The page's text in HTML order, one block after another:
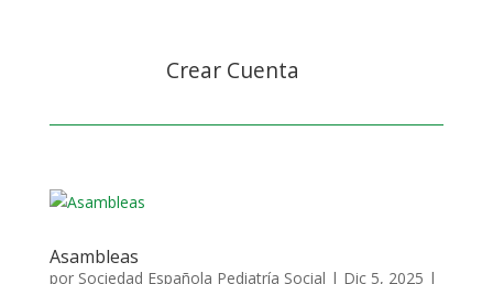
Crear Cuenta
Asambleas
por Sociedad Española Pediatría Social | Dic 5, 2025 |